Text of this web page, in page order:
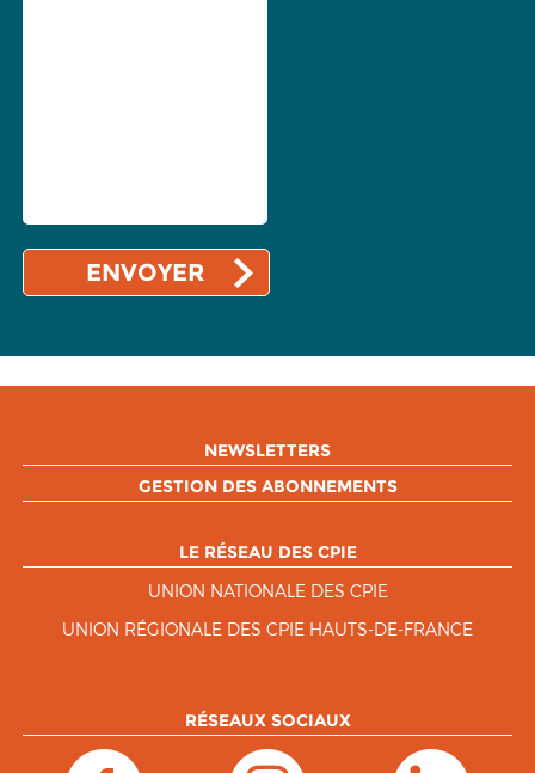
NEWSLETTERS
GESTION DES ABONNEMENTS
LE RÉSEAU DES CPIE
UNION NATIONALE DES CPIE
UNION RÉGIONALE DES CPIE HAUTS-DE-FRANCE
RÉSEAUX SOCIAUX